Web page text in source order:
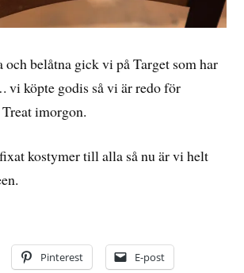
och belåtna gick vi på Target som har
köpte godis så vi är redo för
imorgon.
kostymer till alla så nu är vi helt
Pinterest E-post